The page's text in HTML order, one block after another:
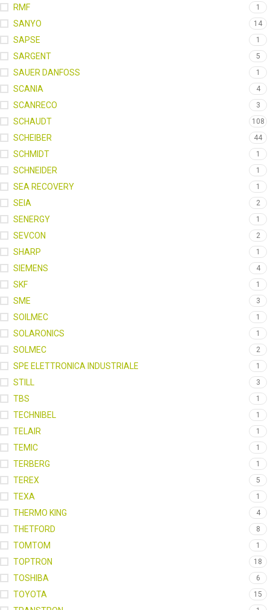
RMF 1
SANYO 14
SAPSE 1
SARGENT 5
SAUER DANFOSS 1
SCANIA 4
SCANRECO 3
SCHAUDT 108
SCHEIBER 44
SCHMIDT 1
SCHNEIDER 1
SEA RECOVERY 1
SEIA 2
SENERGY 1
SEVCON 2
SHARP 1
SIEMENS 4
SKF 1
SME 3
SOILMEC 1
SOLARONICS 1
SOLMEC 2
SPE ELETTRONICA INDUSTRIALE 1
STILL 3
TBS 1
TECHNIBEL 1
TELAIR 1
TEMIC 1
TERBERG 1
TEREX 5
TEXA 1
THERMO KING 4
THETFORD 8
TOMTOM 1
TOPTRON 18
TOSHIBA 6
TOYOTA 15